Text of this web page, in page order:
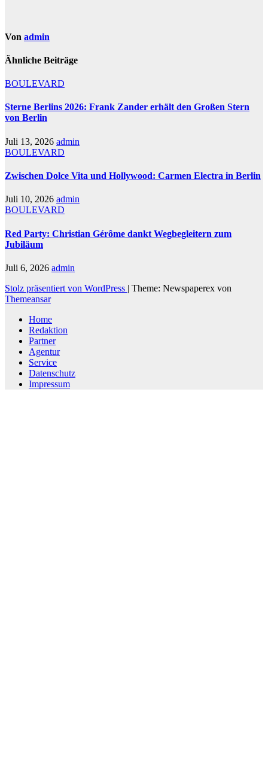
Von admin
Ähnliche Beiträge
BOULEVARD
Sterne Berlins 2026: Frank Zander erhält den Großen Stern
von Berlin
Juli 13, 2026 admin
BOULEVARD
Zwischen Dolce Vita und Hollywood: Carmen Electra in Berlin
Juli 10, 2026 admin
BOULEVARD
Red Party: Christian Gérôme dankt Wegbegleitern zum
Jubiläum
Juli 6, 2026 admin
Stolz präsentiert von WordPress | Theme: Newspaperex von
Themeansar
Home
Redaktion
Partner
Agentur
Service
Datenschutz
Impressum